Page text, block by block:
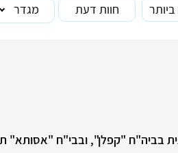
חוות דעת מגדר
בביה"ח "קפלן", ובבי"ח "אסותא"